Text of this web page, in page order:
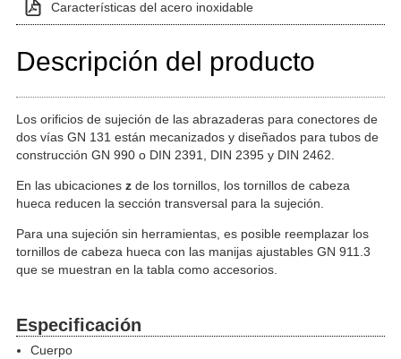
Características del acero inoxidable
Descripción del producto
Los orificios de sujeción de las abrazaderas para conectores de
dos vías GN 131 están mecanizados y diseñados para tubos de
construcción GN 990 o DIN 2391, DIN 2395 y DIN 2462.
En las ubicaciones z de los tornillos, los tornillos de cabeza
hueca reducen la sección transversal para la sujeción.
Para una sujeción sin herramientas, es posible reemplazar los
tornillos de cabeza hueca con las manijas ajustables GN 911.3
que se muestran en la tabla como accesorios.
Especificación
Cuerpo